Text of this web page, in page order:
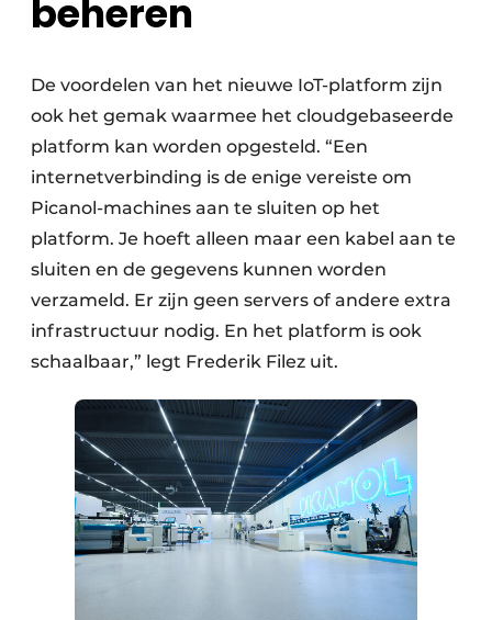
beheren
De voordelen van het nieuwe IoT-platform zijn
ook het gemak waarmee het cloudgebaseerde
platform kan worden opgesteld. “Een
internetverbinding is de enige vereiste om
Picanol-machines aan te sluiten op het
platform. Je hoeft alleen maar een kabel aan te
sluiten en de gegevens kunnen worden
verzameld. Er zijn geen servers of andere extra
infrastructuur nodig. En het platform is ook
schaalbaar,” legt Frederik Filez uit.